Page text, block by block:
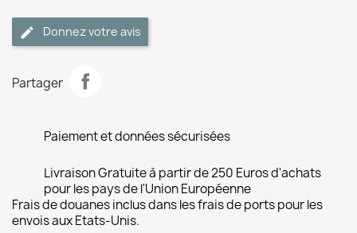
Donnez votre avis
Partager
Paiement et données sécurisées
Livraison Gratuite à partir de 250 Euros d'achats
pour les pays de l'Union Européenne
Frais de douanes inclus dans les frais de ports pour les
envois aux Etats-Unis.